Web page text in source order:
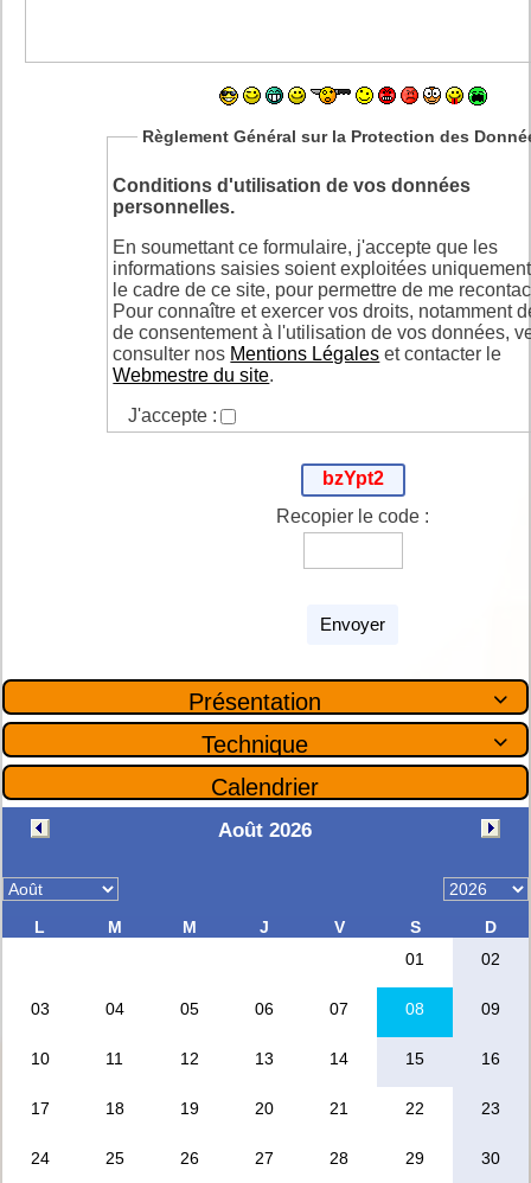
Règlement Général sur la Protection des
Conditions d'utilisation de vos données
personnelles.
En soumettant ce formulaire, j'accepte que les
informations saisies soient exploitées
le cadre de ce site, pour permettre de me
Pour connaître et exercer vos droits, notamment
de consentement à l'utilisation de vos données,
consulter nos Mentions Légales et contacter le
Webmestre du site.
J'accepte :
bzYpt2
Recopier le code :
Envoyer

Présentation

Technique
Calendrier